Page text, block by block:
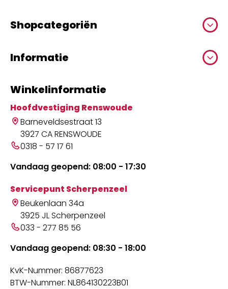
Shopcategoriën
Informatie
Winkelinformatie
Hoofdvestiging Renswoude
Barneveldsestraat 13
3927 CA RENSWOUDE
0318 - 57 17 61
Vandaag geopend: 08:00 - 17:30
Servicepunt Scherpenzeel
Beukenlaan 34a
3925 JL Scherpenzeel
033 - 277 85 56
Vandaag geopend: 08:30 - 18:00
KvK-Nummer: 86877623
BTW-Nummer: NL864130223B01